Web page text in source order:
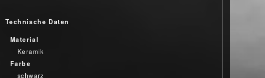
Technische Daten
Material
Keramik
Farbe
schwarz